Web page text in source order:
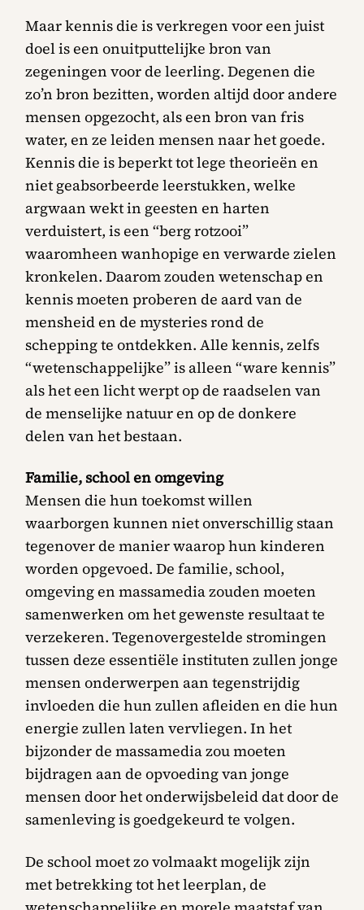
Maar kennis die is verkregen voor een juist
doel is een onuitputtelijke bron van
zegeningen voor de leerling. Degenen die
zo’n bron bezitten, worden altijd door andere
mensen opgezocht, als een bron van fris
water, en ze leiden mensen naar het goede.
Kennis die is beperkt tot lege theorieën en
niet geabsorbeerde leerstukken, welke
argwaan wekt in geesten en harten
verduistert, is een “berg rotzooi”
waaromheen wanhopige en verwarde zielen
kronkelen. Daarom zouden wetenschap en
kennis moeten proberen de aard van de
mensheid en de mysteries rond de
schepping te ontdekken. Alle kennis, zelfs
“wetenschappelijke” is alleen “ware kennis”
als het een licht werpt op de raadselen van
de menselijke natuur en op de donkere
delen van het bestaan.
Familie, school en omgeving
Mensen die hun toekomst willen
waarborgen kunnen niet onverschillig staan
tegenover de manier waarop hun kinderen
worden opgevoed. De familie, school,
omgeving en massamedia zouden moeten
samenwerken om het gewenste resultaat te
verzekeren. Tegenovergestelde stromingen
tussen deze essentiële instituten zullen jonge
mensen onderwerpen aan tegenstrijdig
invloeden die hun zullen afleiden en die hun
energie zullen laten vervliegen. In het
bijzonder de massamedia zou moeten
bijdragen aan de opvoeding van jonge
mensen door het onderwijsbeleid dat door de
samenleving is goedgekeurd te volgen.
De school moet zo volmaakt mogelijk zijn
met betrekking tot het leerplan, de